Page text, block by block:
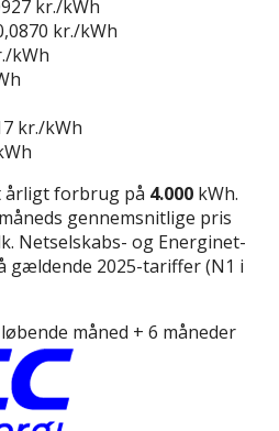
kr./kWh
kr./kWh
kWh
kr./kWh
årligt forbrug på 4.000 kWh.
gennemsnitlige pris
Netselskabs- og Energinet-
gældende 2025-tariffer (N1 i
måned + 6 måneder